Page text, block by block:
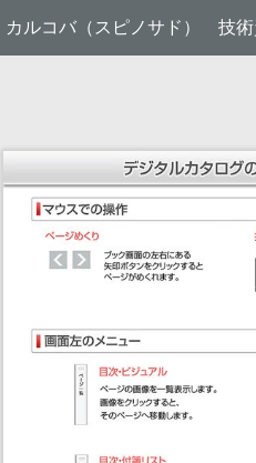
カルコバ（スピノサド） 技術